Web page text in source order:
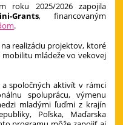
roku 2025/2026 zapojila
Grants, financovaným
.
realizáciu projektov, ktoré
mládeže vo vekovej
spoločných aktivít v rámci
spoluprácu, výmenu
mladými ľuďmi z krajín
Poľska, Maďarska